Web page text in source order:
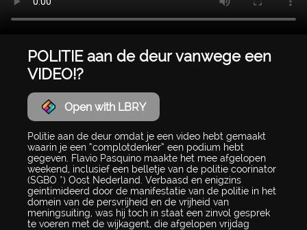
POLITIE aan de deur vanwege een
VIDEO!?
Open with LBRY
Politie aan de deur omdat je een video hebt gemaakt
waarin je een “complotdenker” een podium hebt
gegeven. Flavio Pasquino maakte het mee afgelopen
weekend, inclusief een belletje van de politie coorinator
(SGBO *) Oost Nederland. Verbaasd en enigzins
geintimideerd door de manifestatie van de politie in het
domein van de persvrijheid en de vrijheid van
meningsuiting, was hij toch in staat een zinvol gesprek
te voeren met de wijkagent, die afgelopen vrijdag